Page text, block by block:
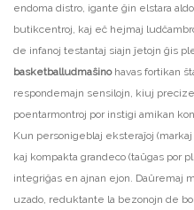
endoma distro, igante ĝin elstara
butikcentroj, kaj eĉ hejmaj
de infanoj testantaj siajn ĵetojn ĝis
basketballudmaŝinohavas fortikan
respondemajn sensilojn, kiuj
poentarmontroj por instigi amikan
Kun personigeblaj eksteraĵoj
kaj kompakta grandeco (taŭgas por
integriĝas en ajnan ejon. Daŭremaj
uzado, reduktante la bezonojn de